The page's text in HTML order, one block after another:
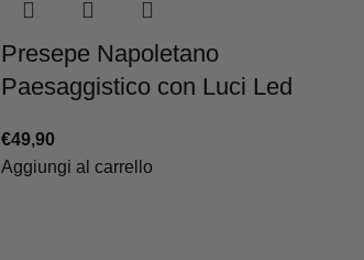
Presepe Napoletano
Paesaggistico con Luci Led
€49,90
Aggiungi al carrello